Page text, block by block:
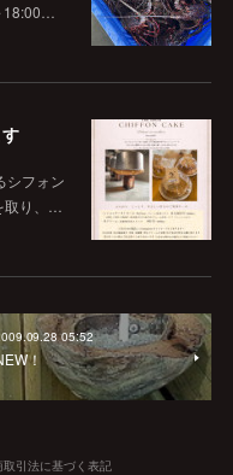
18:00…
シフォン
取り、…
05:52
！
取引法に基づく表記